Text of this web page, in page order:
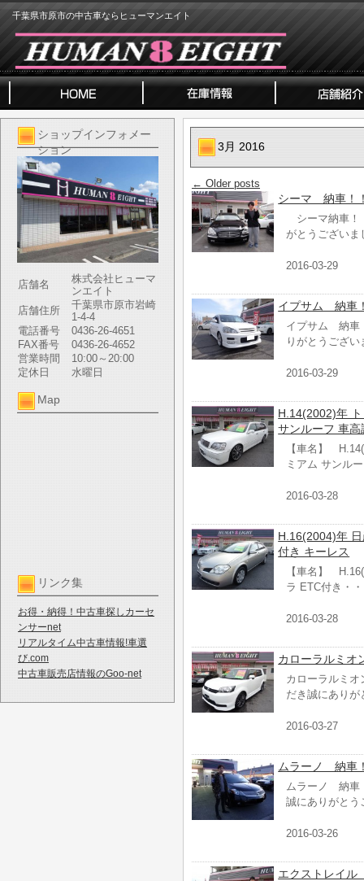
千葉県市原市の中古車ならヒューマンエイト
ショップインフォメー
ション
店舗名
株式会社ヒューマ
ンエイト
店舗住所
千葉県市原市岩崎
1-4-4
電話番号
0436-26-4651
FAX番号
0436-26-4652
営業時間
10:00～20:00
定休日
水曜日
Map
リンク集
お得・納得！中古車探しカーセ
ンサーnet
リアルタイム中古車情報!車選
び.com
中古車販売店情報のGoo-net
3月 2016
← Older posts
シーマ 納車！
シーマ納車！
がとうござい
2016-03-29
イプサム 納車
イプサム 納車
りがとうござ
2016-03-29
H.14(2002)年
サンルーフ 車
【車名】
ミアム サンル
2016-03-28
H.16(2004)年
付き キーレス
【車名】
ラ ETC付き・
2016-03-28
カローラルミ
カローラルミ
だき誠にあり
2016-03-27
ムラーノ 納車
ムラーノ 納車
誠にありがとう
2016-03-26
エクストレイ